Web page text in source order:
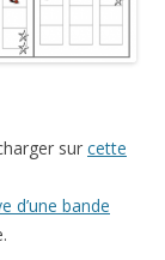
sur cette
d’une bande